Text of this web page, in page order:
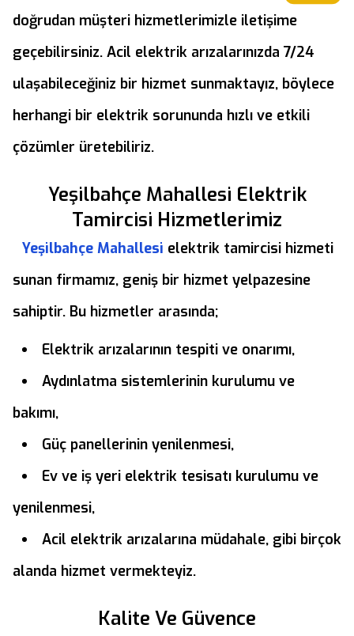
doğrudan müşteri hizmetlerimizle iletişime
geçebilirsiniz. Acil elektrik arızalarınızda 7/24
ulaşabileceğiniz bir hizmet sunmaktayız, böylece
herhangi bir elektrik sorununda hızlı ve etkili
çözümler üretebiliriz.
Yeşilbahçe Mahallesi Elektrik
Tamircisi Hizmetlerimiz
Yeşilbahçe Mahallesi elektrik tamircisi hizmeti
sunan firmamız, geniş bir hizmet yelpazesine
sahiptir. Bu hizmetler arasında;
Elektrik arızalarının tespiti ve onarımı,
Aydınlatma sistemlerinin kurulumu ve
bakımı,
Güç panellerinin yenilenmesi,
Ev ve iş yeri elektrik tesisatı kurulumu ve
yenilenmesi,
Acil elektrik arızalarına müdahale, gibi birçok
alanda hizmet vermekteyiz.
Kalite Ve Güvence